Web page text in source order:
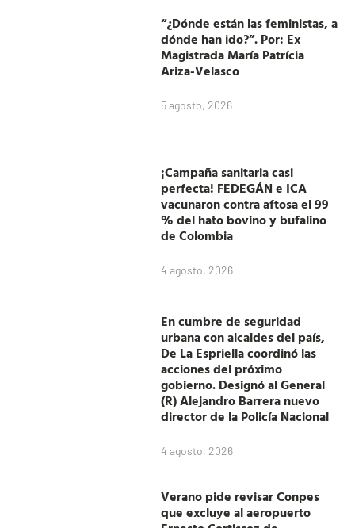
“¿Dónde están las feministas, a
dónde han ido?”. Por: Ex
Magistrada María Patrícia
Ariza-Velasco
5 agosto, 2026
¡Campaña sanitaria casi
perfecta! FEDEGÁN e ICA
vacunaron contra aftosa el 99
% del hato bovino y bufalino
de Colombia
4 agosto, 2026
En cumbre de seguridad
urbana con alcaldes del país,
De La Espriella coordinó las
acciones del próximo
gobierno. Designó al General
(R) Alejandro Barrera nuevo
director de la Policía Nacional
4 agosto, 2026
Verano pide revisar Conpes
que excluye al aeropuerto